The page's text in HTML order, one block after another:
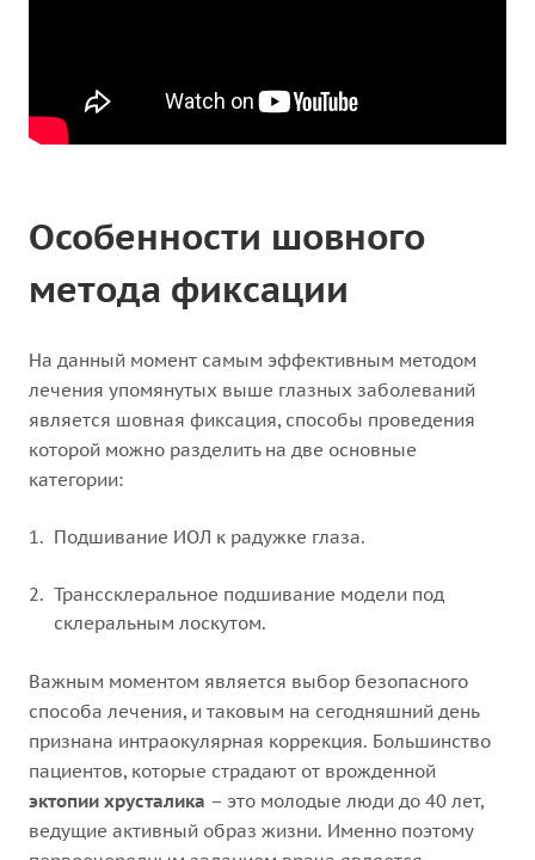
Особенности шовного
метода фиксации
На данный момент самым эффективным методом
лечения упомянутых выше глазных заболеваний
является шовная фиксация, способы проведения
которой можно разделить на две основные
категории:
Подшивание ИОЛ к радужке глаза.
Транссклеральное подшивание модели под
склеральным лоскутом.
Важным моментом является выбор безопасного
способа лечения, и таковым на сегодняшний день
признана интраокулярная коррекция. Большинство
пациентов, которые страдают от врожденной
эктопии хрусталика – это молодые люди до 40 лет,
ведущие активный образ жизни. Именно поэтому